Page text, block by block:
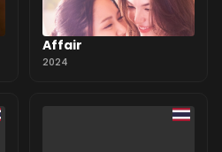
Affair
2024